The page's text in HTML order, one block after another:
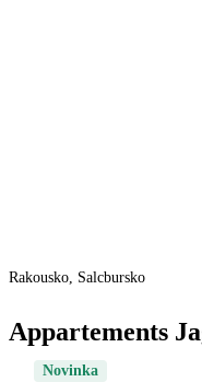
Rakousko, Salcbursko
Appartements
Novinka